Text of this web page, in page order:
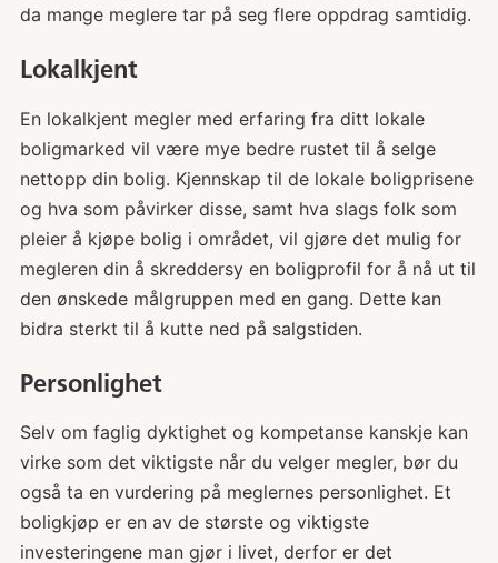
da mange meglere tar på seg flere oppdrag samtidig.
Lokalkjent
En lokalkjent megler med erfaring fra ditt lokale
boligmarked vil være mye bedre rustet til å selge
nettopp din bolig. Kjennskap til de lokale boligprisene
og hva som påvirker disse, samt hva slags folk som
pleier å kjøpe bolig i området, vil gjøre det mulig for
megleren din å skreddersy en boligprofil for å nå ut til
den ønskede målgruppen med en gang. Dette kan
bidra sterkt til å kutte ned på salgstiden.
Personlighet
Selv om faglig dyktighet og kompetanse kanskje kan
virke som det viktigste når du velger megler, bør du
også ta en vurdering på meglernes personlighet. Et
boligkjøp er en av de største og viktigste
investeringene man gjør i livet, derfor er det